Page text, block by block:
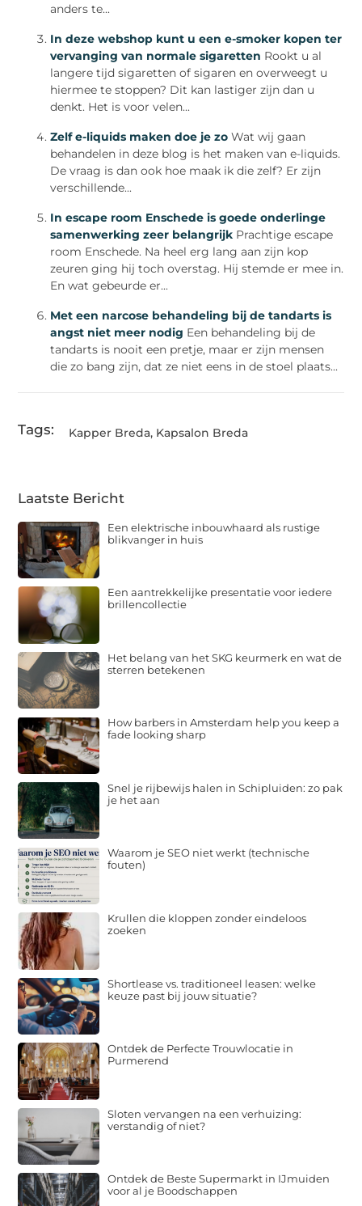
anders te...
In deze webshop kunt u een e-smoker kopen ter
vervanging van normale sigaretten Rookt u al
langere tijd sigaretten of sigaren en overweegt u
hiermee te stoppen? Dit kan lastiger zijn dan u
denkt. Het is voor velen...
Zelf e-liquids maken doe je zo Wat wij gaan
behandelen in deze blog is het maken van e-liquids.
De vraag is dan ook hoe maak ik die zelf? Er zijn
verschillende...
In escape room Enschede is goede onderlinge
samenwerking zeer belangrijk Prachtige escape
room Enschede. Na heel erg lang aan zijn kop
zeuren ging hij toch overstag. Hij stemde er mee in.
En wat gebeurde er...
Met een narcose behandeling bij de tandarts is
angst niet meer nodig Een behandeling bij de
tandarts is nooit een pretje, maar er zijn mensen
die zo bang zijn, dat ze niet eens in de stoel plaats...
Tags: Kapper Breda, Kapsalon Breda
Laatste Bericht
Een elektrische inbouwhaard als rustige
blikvanger in huis
Een aantrekkelijke presentatie voor iedere
brillencollectie
Het belang van het SKG keurmerk en wat de
sterren betekenen
How barbers in Amsterdam help you keep a
fade looking sharp
Snel je rijbewijs halen in Schipluiden: zo pak
je het aan
Waarom je SEO niet werkt (technische
fouten)
Krullen die kloppen zonder eindeloos
zoeken
Shortlease vs. traditioneel leasen: welke
keuze past bij jouw situatie?
Ontdek de Perfecte Trouwlocatie in
Purmerend
Sloten vervangen na een verhuizing:
verstandig of niet?
Ontdek de Beste Supermarkt in IJmuiden
voor al je Boodschappen